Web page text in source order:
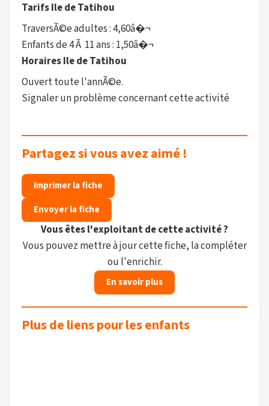
Tarifs Ile de Tatihou
TraversÃ©e adultes : 4,60â�¬
Enfants de 4 Ã 11 ans : 1,50â�¬
Horaires Ile de Tatihou
Ouvert toute l'annÃ©e.
Signaler un problème concernant cette activité
Partagez si vous avez aimé !
Imprimer la fiche
Envoyer la fiche
Vous êtes l'exploitant de cette activité ?
Vous pouvez mettre à jour cette fiche, la compléter
ou l'enrichir.
En savoir plus
Plus de liens pour les enfants